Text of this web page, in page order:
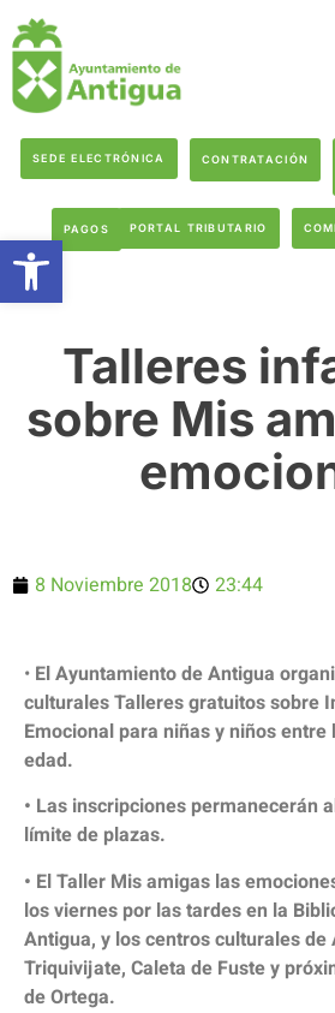
SEDE ELECTRÓNICA CONTRATACIÓN
PAGOS PORTAL TRIBUTARIO
Talleres
sobre Mis
8 Noviembre 2018 23:44
• El Ayuntamiento de Antigua
culturales Talleres gratuitos sobre
Emocional para niñas y niños entre
edad.
• Las inscripciones permanecerán
límite de plazas.
• El Taller Mis amigas las
los viernes por las tardes en la
Antigua, y los centros culturales de
Triquivijate, Caleta de Fuste y
de Ortega.
Abrir barra de herramientas